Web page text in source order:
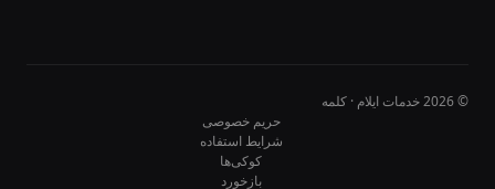
© 2026 خدمات ایلام · کلمه
حریم خصوصی
شرایط استفاده
کوکی‌ها
بازخورد
10